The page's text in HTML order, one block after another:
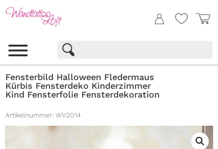
Fensterbild Halloween Fledermaus
Kürbis Fensterdeko Kinderzimmer
Kind Fensterfolie Fensterdekoration
Artikelnummer: WV2014